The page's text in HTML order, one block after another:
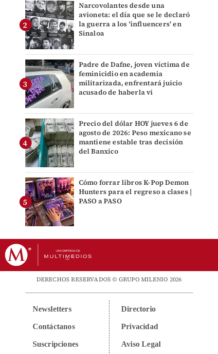
Narcovolantes desde una
avioneta: el día que se le declaró
la guerra a los 'influencers' en
Sinaloa
Padre de Dafne, joven víctima de
feminicidio en academia
militarizada, enfrentará juicio
acusado de haberla vi
Precio del dólar HOY jueves 6 de
agosto de 2026: Peso mexicano se
mantiene estable tras decisión
del Banxico
Cómo forrar libros K-Pop Demon
Hunters para el regreso a clases |
PASO a PASO
DERECHOS RESERVADOS © GRUPO MILENIO 2026
Newsletters
Contáctanos
Suscripciones
Directorio
Privacidad
Aviso Legal